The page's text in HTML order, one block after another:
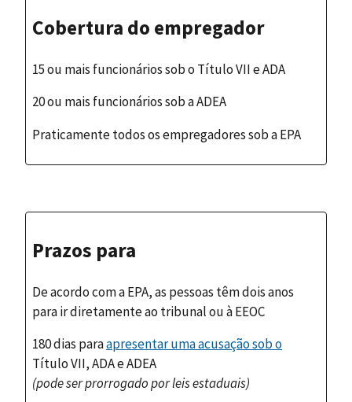
Cobertura do empregador
15 ou mais funcionários sob o Título VII e ADA
20 ou mais funcionários sob a ADEA
Praticamente todos os empregadores sob a EPA
Prazos para
De acordo com a EPA, as pessoas têm dois anos
para ir diretamente ao tribunal ou à EEOC
180 dias paraapresentar uma acusação sob o
Título VII, ADA e ADEA
(pode ser prorrogado por leis estaduais)